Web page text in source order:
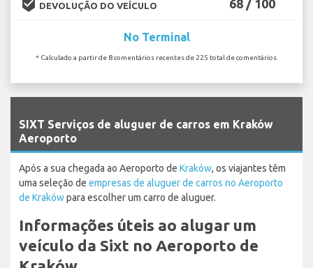
beenhere DEVOLUÇÃO DO VEÍCULO 68 / 100
No Terminal
* Calculado a partir de 8 comentários recentes de 225 total de comentários.
SIXT Serviços de aluguer de carros em Kraków
Aeroporto
Após a sua chegada ao Aeroporto de Kraków, os viajantes têm
uma seleção de empresas de aluguer de carros no Aeroporto
de Krakówpara escolher um carro de aluguer.
Informações úteis ao alugar um
veículo da Sixt no Aeroporto de